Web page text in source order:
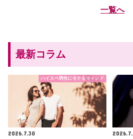
一覧へ
最新コラム
ハイスペ男性にモテるマインド
2026.7.30